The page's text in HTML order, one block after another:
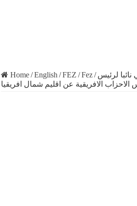
Home/English /FEZ /Fez/ نائبا لرئيس
الافريقية عن اقليم شمال افريقيا